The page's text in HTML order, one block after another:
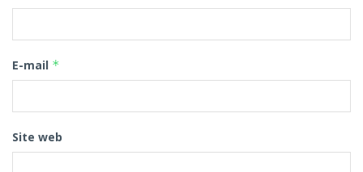
E-mail *
Site web